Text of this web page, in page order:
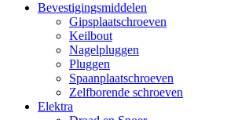
Bevestigingsmiddelen
Gipsplaatschroeven
Keilbout
Nagelpluggen
Pluggen
Spaanplaatschroeven
Zelfborende schroeven
Elektra